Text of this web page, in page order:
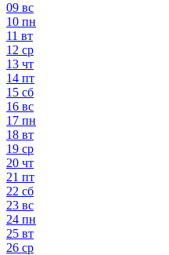
09 вс
10 пн
11 вт
12 ср
13 чт
14 пт
15 сб
16 вс
17 пн
18 вт
19 ср
20 чт
21 пт
22 сб
23 вс
24 пн
25 вт
26 ср